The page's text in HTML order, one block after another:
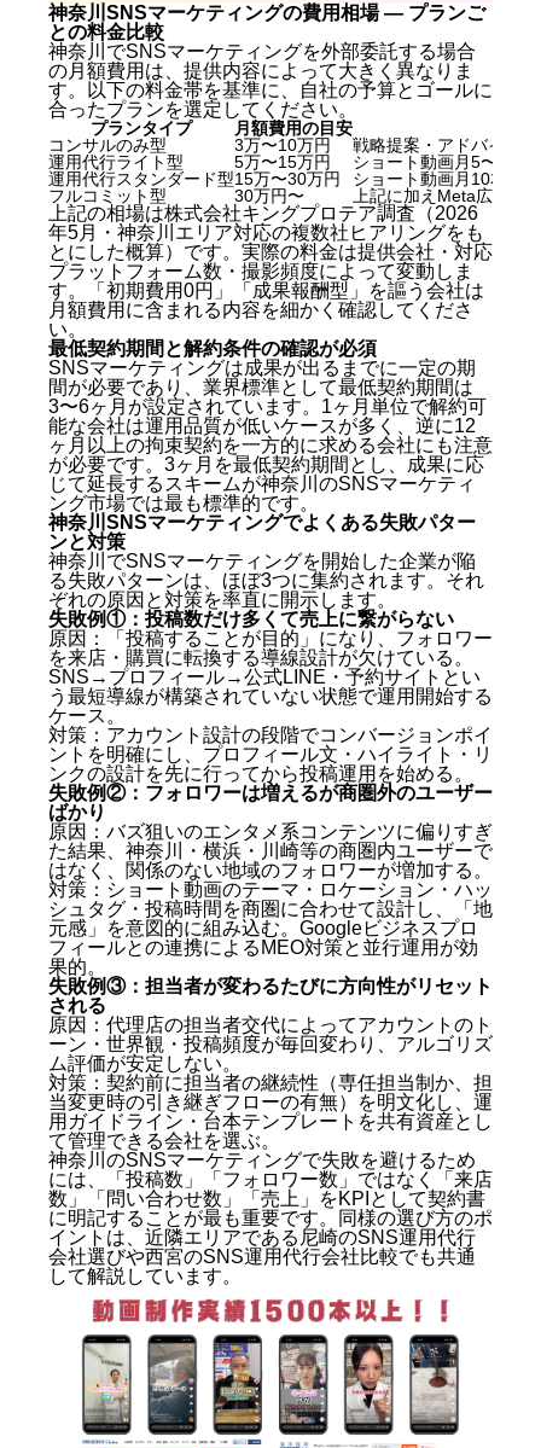
神奈川SNSマーケティングの費用相場 — プランご
との料金比較
神奈川でSNSマーケティングを外部委託する場合
の月額費用は、提供内容によって大きく異なりま
す。以下の料金帯を基準に、自社の予算とゴールに
合ったプランを選定してください。
プランタイプ
月額費用の目安
コンサルのみ型
3万〜10万円
戦略提案・アドバイス
運用代行ライト型
5万〜15万円
ショート動画月5〜8本
運用代行スタンダード型15万〜30万円
ショート動画月10本+
フルコミット型
30万円〜 上記に加えMeta広告・
上記の相場は株式会社キングプロテア調査（2026
年5月・神奈川エリア対応の複数社ヒアリングをも
とにした概算）です。実際の料金は提供会社・対応
プラットフォーム数・撮影頻度によって変動しま
す。「初期費用0円」「成果報酬型」を謳う会社は
月額費用に含まれる内容を細かく確認してくださ
い。
最低契約期間と解約条件の確認が必須
SNSマーケティングは成果が出るまでに一定の期
間が必要であり、業界標準として最低契約期間は
3〜6ヶ月が設定されています。1ヶ月単位で解約可
能な会社は運用品質が低いケースが多く、逆に12
ヶ月以上の拘束契約を一方的に求める会社にも注意
が必要です。3ヶ月を最低契約期間とし、成果に応
じて延長するスキームが神奈川のSNSマーケティ
ング市場では最も標準的です。
神奈川SNSマーケティングでよくある失敗パター
ンと対策
神奈川でSNSマーケティングを開始した企業が陥
る失敗パターンは、ほぼ3つに集約されます。それ
ぞれの原因と対策を率直に開示します。
失敗例①：投稿数だけ多くて売上に繋がらない
原因：「投稿することが目的」になり、フォロワー
を来店・購買に転換する導線設計が欠けている。
SNS→プロフィール→公式LINE・予約サイトとい
う最短導線が構築されていない状態で運用開始する
ケース。
対策：アカウント設計の段階でコンバージョンポイ
ントを明確にし、プロフィール文・ハイライト・リ
ンクの設計を先に行ってから投稿運用を始める。
失敗例②：フォロワーは増えるが商圏外のユーザー
ばかり
原因：バズ狙いのエンタメ系コンテンツに偏りすぎ
た結果、神奈川・横浜・川崎等の商圏内ユーザーで
はなく、関係のない地域のフォロワーが増加する。
対策：ショート動画のテーマ・ロケーション・ハッ
シュタグ・投稿時間を商圏に合わせて設計し、「地
元感」を意図的に組み込む。Googleビジネスプロ
フィールとの連携によるMEO対策と並行運用が効
果的。
失敗例③：担当者が変わるたびに方向性がリセット
される
原因：代理店の担当者交代によってアカウントのト
ーン・世界観・投稿頻度が毎回変わり、アルゴリズ
ム評価が安定しない。
対策：契約前に担当者の継続性（専任担当制か、担
当変更時の引き継ぎフローの有無）を明文化し、運
用ガイドライン・台本テンプレートを共有資産とし
て管理できる会社を選ぶ。
神奈川のSNSマーケティングで失敗を避けるため
には、「投稿数」「フォロワー数」ではなく「来店
数」「問い合わせ数」「売上」をKPIとして契約書
に明記することが最も重要です。同様の選び方のポ
イントは、近隣エリアである 尼崎のSNS運用代行
会社選びや西宮のSNS運用代行会社比較でも共通
して解説しています。
神奈川SNSマーケティングの現状 — なぜ今がターニ
ングポイントなのか
神奈川の市場規模と競合密度
横浜・川崎・相模原エリア別の特性
神奈川SNSマーケティング会社を選ぶ7つの比較軸
（KBF）
比較軸①：動画・コンテンツ制作力が最重要な理由
比較軸②：業種・エリア実績の確認方法
神奈川SNSマーケティングの費用相場 — プランごと
の料金比較
最低契約期間と解約条件の確認が必須
神奈川SNSマーケティングでよくある失敗パターンと
対策
神奈川のSNSマーケティングで成果を出すためのプラ
ットフォーム選択